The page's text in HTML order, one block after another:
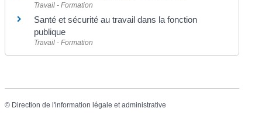
Travail - Formation
Santé et sécurité au travail dans la fonction
publique
Travail - Formation
© Direction de l'information légale et administrative